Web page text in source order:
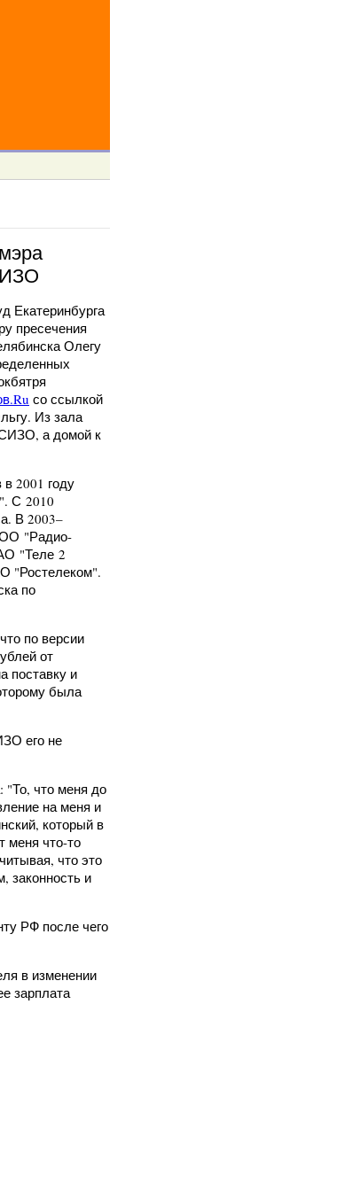
Екатеринбурга
пресечения
Олегу
со ссылкой
Из зала
а домой к
2001 году
С 2010
В 2003–
"Радио-
"Теле 2
"Ростелеком".
по
по версии
от
поставку и
была
его не
"То, что меня до
на меня и
который в
меня что-то
что это
законность и
РФ после чего
в изменении
зарплата